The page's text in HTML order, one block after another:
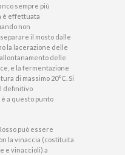
sempre più
è effettuata
non
il mosto dalle
la lacerazione delle
delle
e la fermentazione
di massimo 20°C. Si
definitivo
a questo punto
può essere
la vinaccia (costituita
e vinaccioli) a